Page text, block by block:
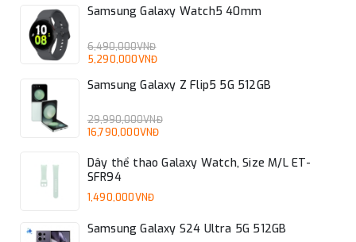
Samsung Galaxy Watch5 40mm
6,490,000VNĐ
5,290,000VNĐ
Samsung Galaxy Z Flip5 5G 512GB
29,990,000VNĐ
16,790,000VNĐ
Dây thể thao Galaxy Watch, Size M/L ET-
SFR94
1,490,000VNĐ
Samsung Galaxy S24 Ultra 5G 512GB